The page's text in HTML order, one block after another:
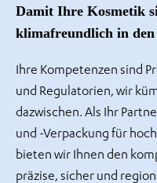
Damit Ihre Kosmetik
klimafreundlich in
Ihre Kompetenzen sind
und Regulatorien, wir
dazwischen. Als Ihr
und -Verpackung für
bieten wir Ihnen den
präzise, sicher und